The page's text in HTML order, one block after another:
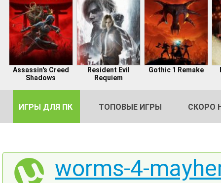
Assassin's Creed
Shadows
Resident Evil
Requiem
Gothic 1 Remake
ИГРЫ ДЛЯ ПК ТОПОВЫЕ ИГРЫ СКОРО
worms-4-